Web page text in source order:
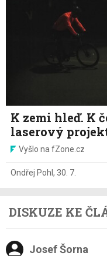
K zemi hleď. K
laserový
Vyšlo na fZone.cz
Ondřej Pohl , 30. 7.
DISKUZE KE
Josef Šorna